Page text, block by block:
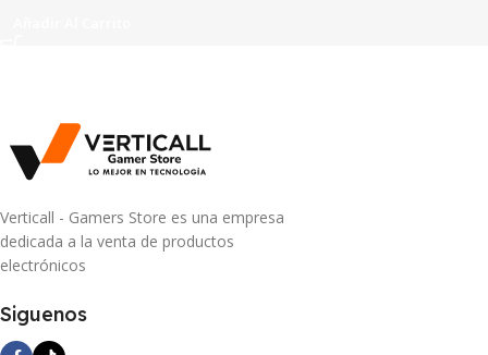
Verticall - Gamers Store es una empresa
dedicada a la venta de productos
electrónicos
Siguenos